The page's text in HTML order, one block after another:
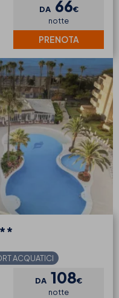
DA 66€
notte
PRENOTA
ACQUATICI
DA 108€
notte